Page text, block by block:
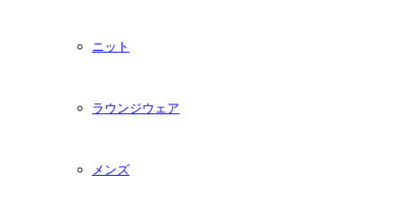
ニット
ラウンジウェア
メンズ